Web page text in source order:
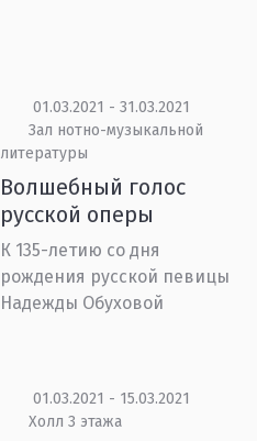
01.03.2021 - 31.03.2021
Зал нотно-музыкальной
литературы
Волшебный голос
русской оперы
К 135-летию со дня
рождения русской певицы
Надежды Обуховой
01.03.2021 - 15.03.2021
Холл 3 этажа